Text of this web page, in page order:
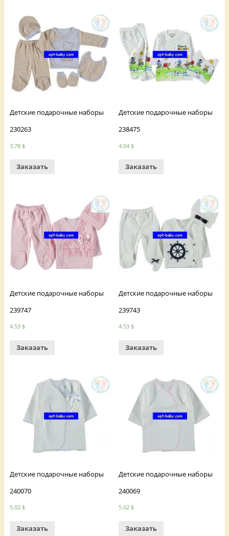
Детские подарочные наборы
230263
3.78 $
Заказать
Детские подарочные наборы
238475
4.04 $
Заказать
Детские подарочные наборы
239747
4.53 $
Заказать
Детские подарочные наборы
239743
4.53$
Заказать
Детские подарочные наборы
240070
5.02 $
Заказать
Детские подарочные наборы
240069
5.02$
Заказать